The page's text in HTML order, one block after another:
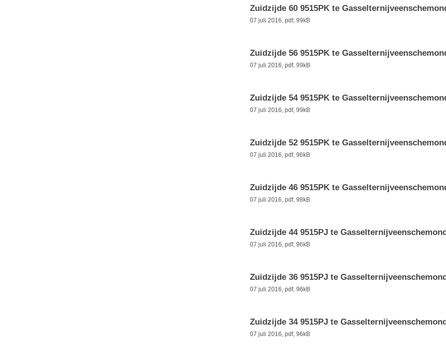
Zuidzijde 60 9515PK te
07 juli 2016, pdf, 99kB
Zuidzijde 56 9515PK te
07 juli 2016, pdf, 99kB
Zuidzijde 54 9515PK te
07 juli 2016, pdf, 99kB
Zuidzijde 52 9515PK te
07 juli 2016, pdf, 96kB
Zuidzijde 46 9515PK te
07 juli 2016, pdf, 98kB
Zuidzijde 44 9515PJ te
07 juli 2016, pdf, 96kB
Zuidzijde 36 9515PJ te
07 juli 2016, pdf, 96kB
Zuidzijde 34 9515PJ te
07 juli 2016, pdf, 96kB